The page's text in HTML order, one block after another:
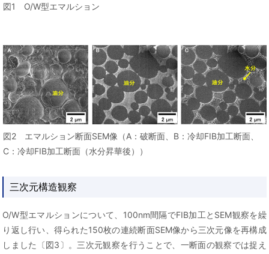
図1 O/W型エマルション
図2 エマルション断面SEM像（A：破断面、B：冷却FIB加工断面、
C：冷却FIB加工断面（水分昇華後））
三次元構造観察
O/W型エマルションについて、100nm間隔でFIB加工とSEM観察を繰
り返し行い、得られた150枚の連続断面SEM像から三次元像を再構成
しました〔図3〕。三次元観察を行うことで、一断面の観察では捉え